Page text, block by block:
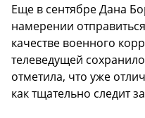
Еще в сентябре Дана
намерении
качестве военного
телеведущей
отметила, что уже
как тщательно следит